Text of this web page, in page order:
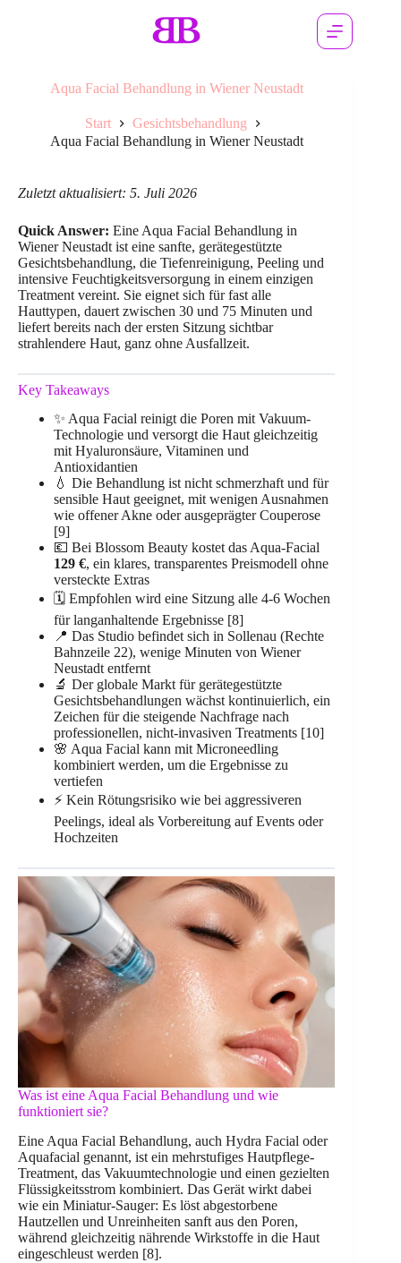
Aqua Facial Behandlung in Wiener Neustadt
Start
Gesichtsbehandlung
Aqua Facial Behandlung in Wiener Neustadt
Zuletzt aktualisiert: 5. Juli 2026
Quick Answer: Eine Aqua Facial Behandlung in
Wiener Neustadt ist eine sanfte, gerätegestützte
Gesichtsbehandlung, die Tiefenreinigung, Peeling und
intensive Feuchtigkeitsversorgung in einem einzigen
Treatment vereint. Sie eignet sich für fast alle
Hauttypen, dauert zwischen 30 und 75 Minuten und
liefert bereits nach der ersten Sitzung sichtbar
strahlendere Haut, ganz ohne Ausfallzeit.
Key Takeaways
✨ Aqua Facial reinigt die Poren mit Vakuum-
Technologie und versorgt die Haut gleichzeitig
mit Hyaluronsäure, Vitaminen und
Antioxidantien
💧 Die Behandlung ist nicht schmerzhaft und für
sensible Haut geeignet, mit wenigen Ausnahmen
wie offener Akne oder ausgeprägter Couperose
[9]
💶 Bei Blossom Beauty kostet das Aqua-Facial
129 €, ein klares, transparentes Preismodell ohne
versteckte Extras
🗓️ Empfohlen wird eine Sitzung alle 4-6 Wochen
für langanhaltende Ergebnisse [8]
📍 Das Studio befindet sich in Sollenau (Rechte
Bahnzeile 22), wenige Minuten von Wiener
Neustadt entfernt
🔬 Der globale Markt für gerätegestützte
Gesichtsbehandlungen wächst kontinuierlich, ein
Zeichen für die steigende Nachfrage nach
professionellen, nicht-invasiven Treatments [10]
🌸 Aqua Facial kann mit Microneedling
kombiniert werden, um die Ergebnisse zu
vertiefen
⚡ Kein Rötungsrisiko wie bei aggressiveren
Peelings, ideal als Vorbereitung auf Events oder
Hochzeiten
Was ist eine Aqua Facial Behandlung und wie
funktioniert sie?
Eine Aqua Facial Behandlung, auch Hydra Facial oder
Aquafacial genannt, ist ein mehrstufiges Hautpflege-
Treatment, das Vakuumtechnologie und einen gezielten
Flüssigkeitsstrom kombiniert. Das Gerät wirkt dabei
wie ein Miniatur-Sauger: Es löst abgestorbene
Hautzellen und Unreinheiten sanft aus den Poren,
während gleichzeitig nährende Wirkstoffe in die Haut
eingeschleust werden [8].